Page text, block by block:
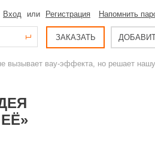
Вход или Регистрация Напомнить
ЗАКАЗАТЬ
вызывает вау-эффекта, но решает нашу